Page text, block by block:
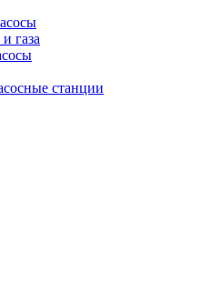
газа
станции